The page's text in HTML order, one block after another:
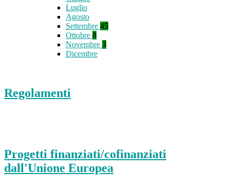
Luglio
Agosto
Settembre 45
Ottobre 8
Novembre 3
Dicembre
Regolamenti
Progetti finanziati/cofinanziati
dall'Unione Europea